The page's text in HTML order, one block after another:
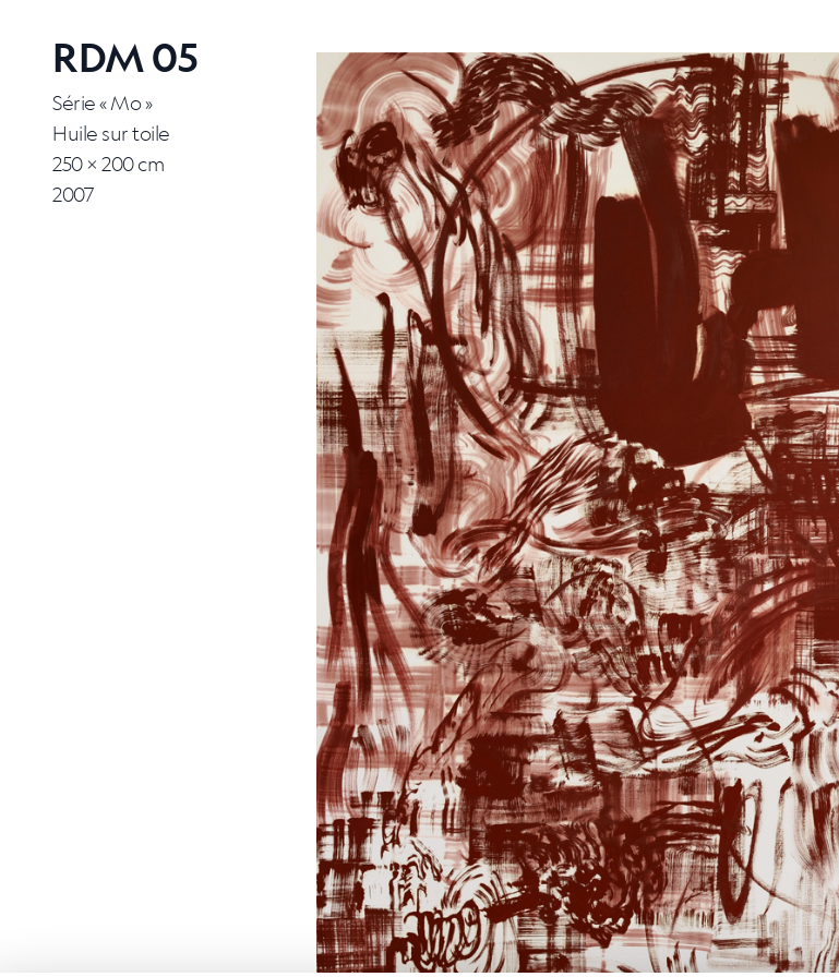
RDM 05
Série « Mo »
Huile sur toile
250 × 200 cm
2007